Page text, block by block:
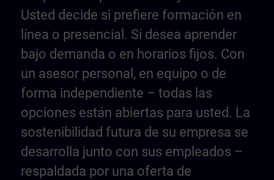
Usted decide si prefiere formación en
línea o presencial. Si desea aprender
bajo demanda o en horarios fijos. Con
un asesor personal, en equipo o de
forma independiente – todas las
opciones están abiertas para usted. La
sostenibilidad futura de su empresa se
desarrolla junto con sus empleados –
respaldada por una oferta de